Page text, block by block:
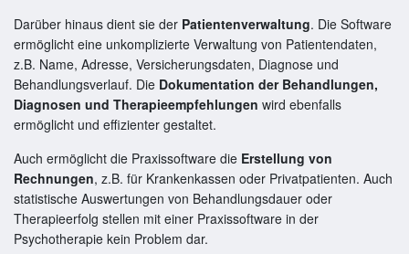
Darüber hinaus dient sie der Patientenverwaltung. Die Software
ermöglicht eine unkomplizierte Verwaltung von Patientendaten,
z.B. Name, Adresse, Versicherungsdaten, Diagnose und
Behandlungsverlauf. Die Dokumentation der Behandlungen,
Diagnosen und Therapieempfehlungen wird ebenfalls
ermöglicht und effizienter gestaltet.
Auch ermöglicht die Praxissoftware die Erstellung von
Rechnungen, z.B. für Krankenkassen oder Privatpatienten. Auch
statistische Auswertungen von Behandlungsdauer oder
Therapieerfolg stellen mit einer Praxissoftware in der
Psychotherapie kein Problem dar.